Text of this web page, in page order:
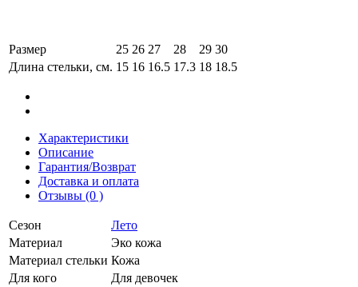
Размер 25 26 27 28 29 30
Длина стельки, см. 15 16 16.5 17.3 18 18.5
Характеристики
Описание
Гарантия/Возврат
Доставка и оплата
Отзывы (0 )
Сезон
Лето
Материал
Эко кожа
Материал стельки Кожа
Для кого
Для девочек